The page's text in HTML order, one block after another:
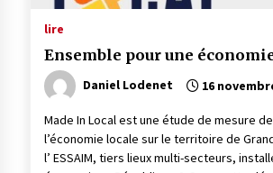
lire
Ensemble pour une
Daniel Lodenet 16
Made In Local est une étude de mesure
l’économie locale sur le territoire de
l’ ESSAIM, tiers lieux multi-secteurs,